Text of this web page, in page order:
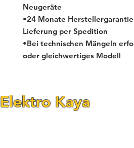
Neugeräte
•24 Monate
Lieferung per Spedition
•Bei technischen Mängeln
oder gleichwertiges Modell
Elektro Kaya